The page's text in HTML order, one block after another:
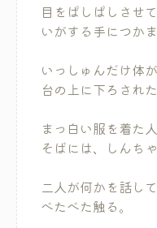
目をぱしぱしさせ
いがする手につか
いっしゅんだけ体
台の上に下ろされた
まっ白い服を着た
そばには、しんち
二人が何かを話し
べたべた触る。